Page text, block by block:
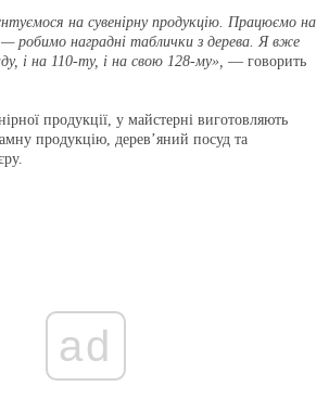
на сувенірну продукцію. Працюємо на
— робимо наградні таблички з дерева. Я вже
і на 110-ту, і на свою 128-му», — говорить
продукції, у майстерні виготовляють
продукцію, дерев’яний посуд та
ad